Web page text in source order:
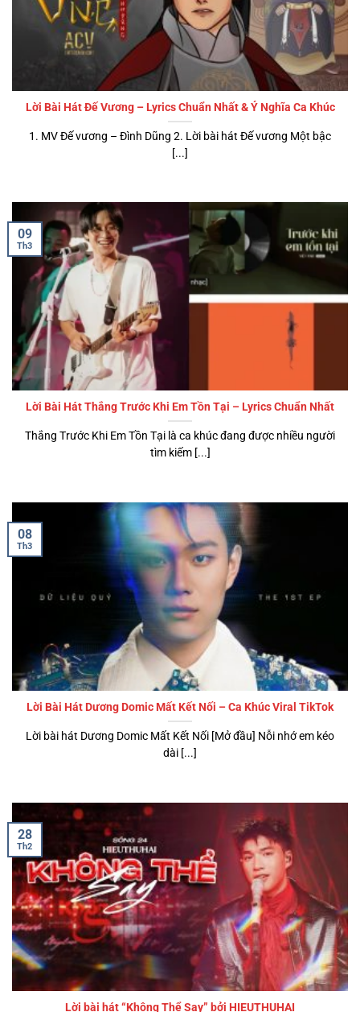
Lời Bài Hát Đế Vương – Lyrics Chuẩn Nhất & Ý Nghĩa Ca Khúc
1. MV Đế vương – Đình Dũng 2. Lời bài hát Đế vương Một bậc
[...]
Lời Bài Hát Thắng Trước Khi Em Tồn Tại – Lyrics Chuẩn Nhất
Thắng Trước Khi Em Tồn Tại là ca khúc đang được nhiều người
tìm kiếm [...]
09
Th3
Lời Bài Hát Dương Domic Mất Kết Nối – Ca Khúc Viral TikTok
Lời bài hát Dương Domic Mất Kết Nối [Mở đầu] Nỗi nhớ em kéo
dài [...]
08
Th3
Lời bài hát “Không Thể Say” bởi HIEUTHUHAI
28
Th2